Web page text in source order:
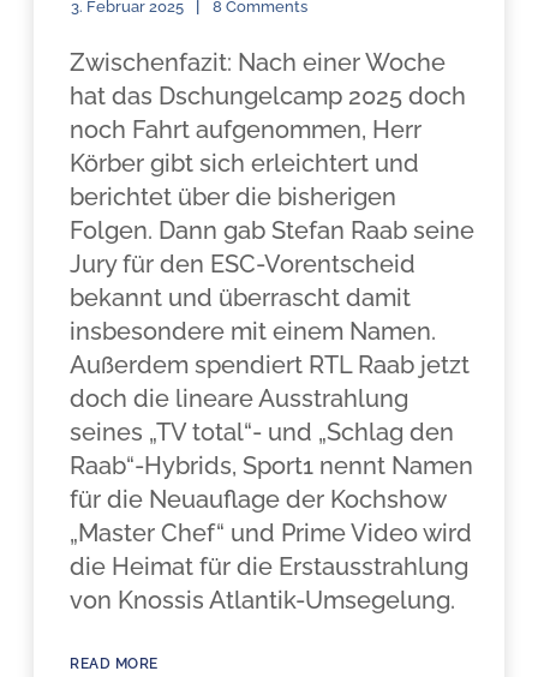
3. Februar 2025 8 Comments
Zwischenfazit: Nach einer Woche
hat das Dschungelcamp 2025 doch
noch Fahrt aufgenommen, Herr
Körber gibt sich erleichtert und
berichtet über die bisherigen
Folgen. Dann gab Stefan Raab seine
Jury für den ESC-Vorentscheid
bekannt und überrascht damit
insbesondere mit einem Namen.
Außerdem spendiert RTL Raab jetzt
doch die lineare Ausstrahlung
seines „TV total“- und „Schlag den
Raab“-Hybrids, Sport1 nennt Namen
für die Neuauflage der Kochshow
„Master Chef“ und Prime Video wird
die Heimat für die Erstausstrahlung
von Knossis Atlantik-Umsegelung.
READ MORE